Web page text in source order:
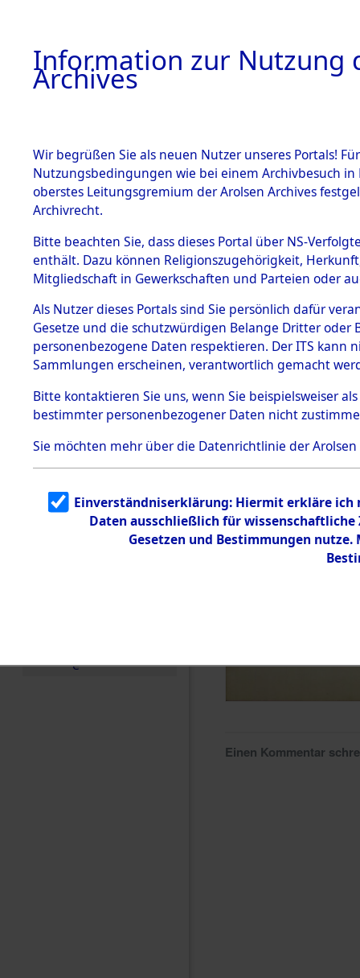
BESTÄNDE
1.
mente
5. Verschiedenes
5.3
Todesmärsche
5.3.1 Alliierte
Erhebungen
zu
Todesmärsch
en
5.3.2
g
5.3.3
Todesmärsch
e
Geltendorf
0010
Einen Kommentar
Information zur Nutzung
Archives
Wir begrüßen Sie als neuen Nutzer unseres Portals!
Nutzungsbedingungen wie bei einem Archivbesuch
oberstes Leitungsgremium der Arolsen Archives
Archivrecht.
Bitte beachten Sie, dass dieses Portal über NS-
enthält. Dazu können Religionszugehörigkeit,
Mitgliedschaft in Gewerkschaften und Parteien oder
Als Nutzer dieses Portals sind Sie persönlich dafür
Gesetze und die schutzwürdigen Belange Dritter
personenbezogene Daten respektieren. Der ITS
Sammlungen erscheinen, verantwortlich gemacht
Bitte kontaktieren Sie uns, wenn Sie beispielsweiser
bestimmter personenbezogener Daten nicht
Sie möchten mehr über die Datenrichtlinie der Arolsen
Einverständniserklärung: Hiermit erkläre ich
Daten ausschließlich für
Gesetzen und Bestimmungen